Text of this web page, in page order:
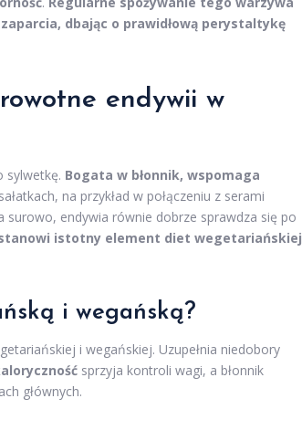
dbając o prawidłową perystaltykę
endywii w
sylwetkę. Bogata w błonnik, wspomaga
na przykład w połączeniu z serami
surowo, endywia równie dobrze sprawdza się po
stanowi istotny element diet wegetariańskiej
i wegańską?
i wegańskiej. Uzupełnia niedobory
sprzyja kontroli wagi, a błonnik
głównych.